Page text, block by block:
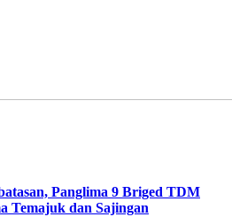
Panglima 9 Briged TDM
Temajuk dan Sajingan